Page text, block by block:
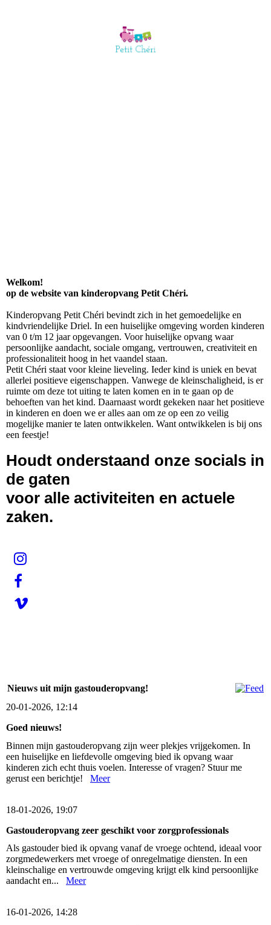
Welkom!
op de website van kinderopvang Petit Chéri.
Kinderopvang Petit Chéri bevindt zich in het gemoedelijke en
kindvriendelijke Driel. In een huiselijke omgeving worden kinderen
van 0 t/m 12 jaar opgevangen. Voor huiselijke opvang waar
persoonlijke aandacht, sociale omgang, vertrouwen, creativiteit en
professionaliteit hoog in het vaandel staan.
Petit Chéri staat voor kleine lieveling. Ieder kind is uniek en bevat
allerlei positieve eigenschappen. Vanwege de kleinschaligheid, is er
ruimte om deze tot uiting te laten komen en in te gaan op de
behoeften van het kind. Daarnaast wordt gekeken naar het positieve
in kinderen en doen we er alles aan om ze op een zo veilig
mogelijke manier te laten ontwikkelen. Want ontwikkelen is bij ons
een feestje!
Houdt onderstaand onze socials in
de gaten
voor alle activiteiten en actuele
zaken.
Nieuws uit mijn gastouderopvang!
20-01-2026, 12:14
Goed nieuws!
Binnen mijn gastouderopvang zijn weer plekjes vrijgekomen. In
een huiselijke en liefdevolle omgeving bied ik opvang waar
kinderen zich echt thuis voelen. Interesse of vragen? Stuur me
gerust een berichtje! Meer
18-01-2026, 19:07
Gastouderopvang zeer geschikt voor zorgprofessionals
Als gastouder bied ik opvang vanaf de vroege ochtend, ideaal voor
zorgmedewerkers met vroege of onregelmatige diensten. In een
kleinschalige en vertrouwde omgeving krijgt elk kind persoonlijke
aandacht en... Meer
16-01-2026, 14:28